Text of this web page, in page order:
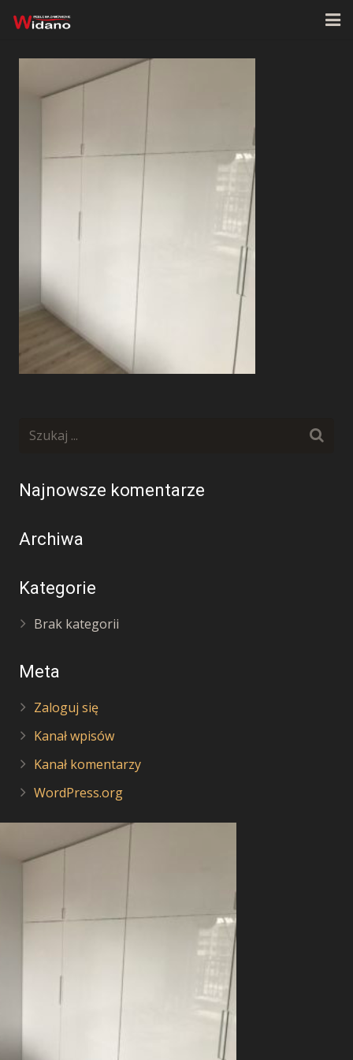
Strona główna
O firmie
Najnowsze komentarze
Archiwa
Kategorie
Brak kategorii
Meta
Zaloguj się
Kanał wpisów
Kanał komentarzy
WordPress.org